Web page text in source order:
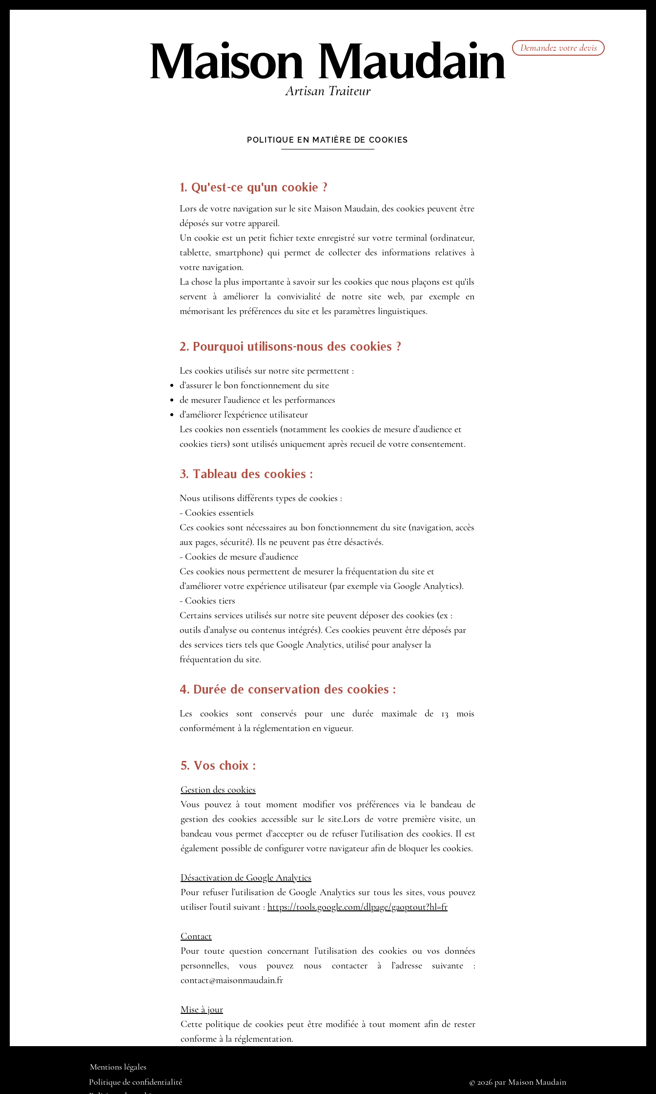
Demandez votre devis
POLITIQUE EN MATIÈRE DE COOKIES
1. Qu'est-ce qu'un cookie ?
Lors de votre navigation sur le site Maison Maudain, des cookies peuvent être
déposés sur votre appareil.
Un cookie est un petit fichier texte enregistré sur votre terminal (ordinateur,
tablette, smartphone) qui permet de collecter des informations relatives à
votre navigation.​
La chose la plus importante à savoir sur les cookies que nous plaçons est qu'ils
servent à améliorer la convivialité de notre site web, par exemple en
mémorisant les préférences du site et les paramètres linguistiques.
2. Pourquoi utilisons-nous des cookies ?
Les cookies utilisés sur notre site permettent :
d’assurer le bon fonctionnement du site
de mesurer l’audience et les performances
d’améliorer l’expérience utilisateur
Les cookies non essentiels (notamment les cookies de mesure d’audience et
cookies tiers) sont utilisés uniquement après recueil de votre consentement.
3. Tableau des cookies :
Nous utilisons différents types de cookies :
- Cookies essentiels
Ces cookies sont nécessaires au bon fonctionnement du site (navigation, accès
aux pages, sécurité). Ils ne peuvent pas être désactivés.
- Cookies de mesure d’audience
Ces cookies nous permettent de mesurer la fréquentation du site et
d’améliorer votre expérience utilisateur (par exemple via Google Analytics).
- Cookies tiers
Certains services utilisés sur notre site peuvent déposer des cookies (ex :
outils d’analyse ou contenus intégrés). Ces cookies peuvent être déposés par
des services tiers tels que Google Analytics, utilisé pour analyser la
fréquentation du site.
4. Durée de conservation des cookies :
Les cookies sont conservés pour une durée maximale de 13 mois
conformément à la réglementation en vigueur.
5. Vos choix :
Gestion des cookies
Vous pouvez à tout moment modifier vos préférences via le bandeau de
gestion des cookies accessible sur le site.Lors de votre première visite, un
bandeau vous permet d’accepter ou de refuser l’utilisation des cookies. Il est
également possible de configurer votre navigateur afin de bloquer les cookies.
Désactivation de Google Analytics
Pour refuser l’utilisation de Google Analytics sur tous les sites, vous pouvez
utiliser l’outil suivant : https://tools.google.com/dlpage/gaoptout?hl=fr
Contact
Pour toute question concernant l’utilisation des cookies ou vos données
personnelles, vous pouvez nous contacter à l’adresse suivante :
contact@maisonmaudain.fr
Mise à jour
Cette politique de cookies peut être modifiée à tout moment afin de rester
conforme à la réglementation.
Maison Maudain
Artisan Traiteur
Mentions légales
Politique de confidentialité
© 2026 par Maison Maudain